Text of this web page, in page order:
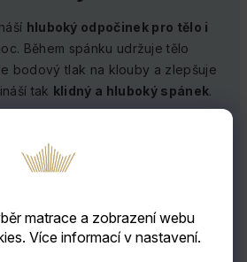
matrace a zobrazení webu
Více informací v nastavení.
hluboký odpočinek pro tělo i
Během spánku udržuje tělo
bodový tlak na klouby a zlepšuje
tak klidný a hluboký spánek.
a hluboký spánek
prokrvení svalů